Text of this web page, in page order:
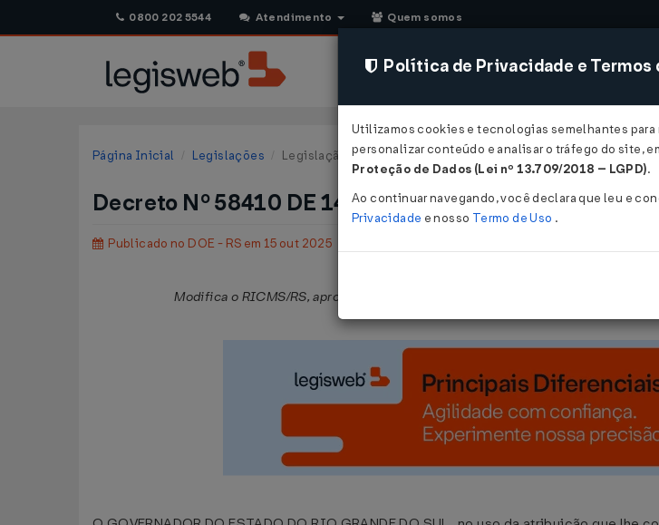
0800 202 5544 Atendimento Quem somos
CONSULTORIA SISTEMAS
Página Inicial Legislações Legislação Estadual - Rio Grande do Sul
Decreto Nº 58410 DE 14/10/2025
Publicado no DOE - RS em 15 out 2025
Modifica o RICMS/RS, aprovado pelo , que dispõe
Política de Privacidade e Termos
Utilizamos cookies e tecnologias semelhantes para
personalizar conteúdo e analisar o tráfego do site,
Proteção de Dados (Lei nº 13.709/2018 – LGPD).
Ao continuar navegando, você declara que leu e
Privacidade e nosso Termo de Uso .